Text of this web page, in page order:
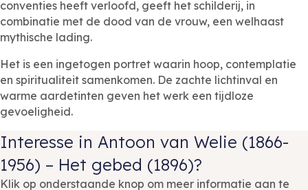
conventies heeft verloofd, geeft het schilderij, in
combinatie met de dood van de vrouw, een welhaast
mythische lading.
Het is een ingetogen portret waarin hoop, contemplatie
en spiritualiteit samenkomen. De zachte lichtinval en
warme aardetinten geven het werk een tijdloze
gevoeligheid.
Interesse in Antoon van Welie (1866-
1956) – Het gebed (1896)?
Klik op onderstaande knop om meer informatie aan te